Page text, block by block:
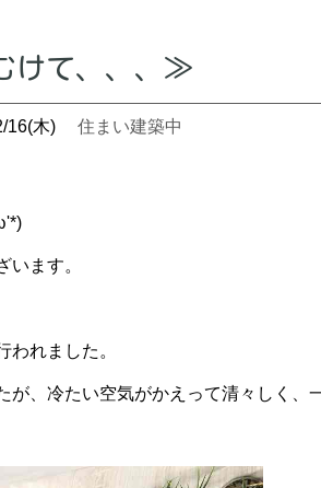
けて、、、≫
16(木) 住まい建築中
います。
れました。
、冷たい空気がかえって清々しく、